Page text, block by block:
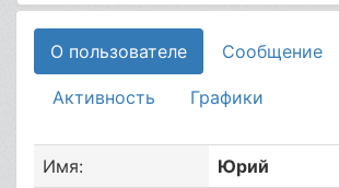
О пользователе Сообщение
Активность Графики
Имя:
Юрий